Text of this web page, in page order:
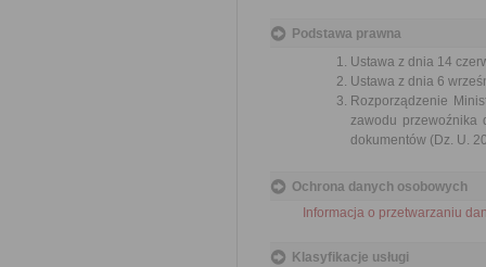
Podstawa prawna
Ustawa z dnia 14
Ustawa z dnia 6
Rozporządzenie
zawodu przewoźnika
dokumentów (Dz. U.
Ochrona danych osobowych
Informacja o przetwarzaniu
Klasyfikacje usługi